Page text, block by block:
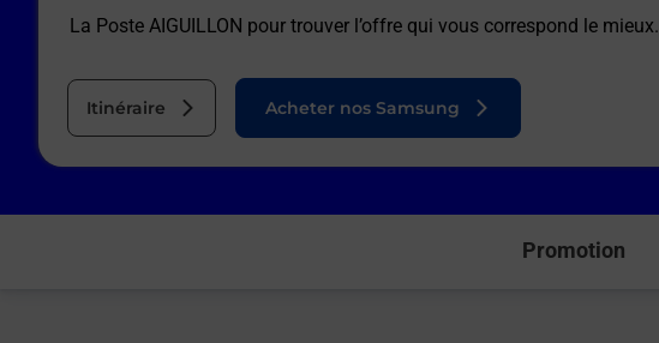
La Poste AIGUILLON pour trouver l’offre qui vous correspond le mieux.
Itinéraire Acheter nos Samsung
Promotion